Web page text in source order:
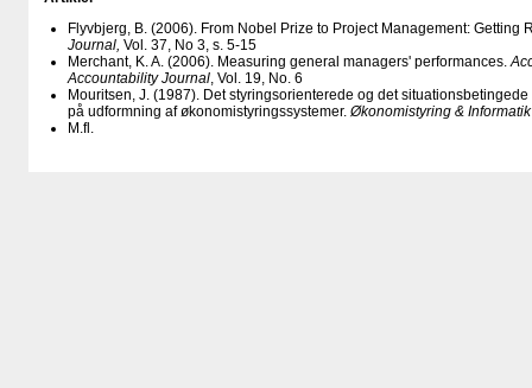
Flyvbjerg, B. (2006). From Nobel Prize to Project Management: Getting
Journal, Vol. 37, No 3, s. 5-15
Merchant, K. A. (2006). Measuring general managers' performances.
Accountability Journal, Vol. 19, No. 6
Mouritsen, J. (1987). Det styringsorienterede og det
på udformning af økonomistyringssystemer. Økonomistyring & Informatik
M.fl.